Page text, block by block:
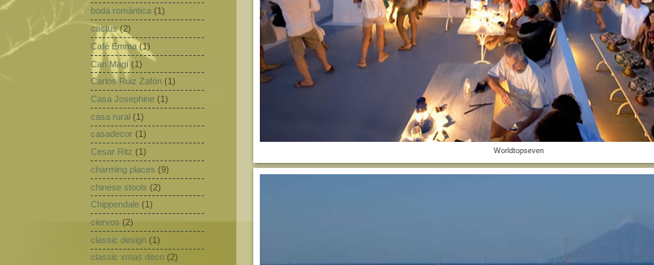
Worldtopseven
boda romántica (1)
cactus (2)
Café Emma (1)
Can Magí (1)
Carlos Ruiz Zafón (1)
Casa Josephine (1)
casa rural (1)
casadecor (1)
Cesar Ritz (1)
charming places (9)
chinese stools (2)
Chippendale (1)
ciervos (2)
classic design (1)
classic xmas deco (2)